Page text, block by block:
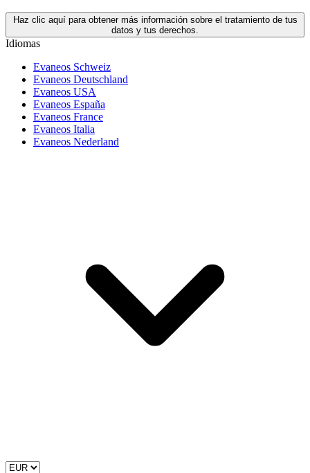
Haz clic aquí para obtener más información sobre el tratamiento de tus
datos y tus derechos.
Idiomas
Evaneos Schweiz
Evaneos Deutschland
Evaneos USA
Evaneos España
Evaneos France
Evaneos Italia
Evaneos Nederland